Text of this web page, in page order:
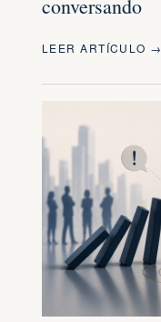
conversando
LEER ARTÍCULO →